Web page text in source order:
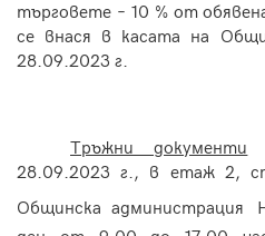
търговете – 10 % от
се внася в касата на
28.09.2023 г.
Тръжни документи
28.09.2023 г., в етаж 2,
Общинска администрация